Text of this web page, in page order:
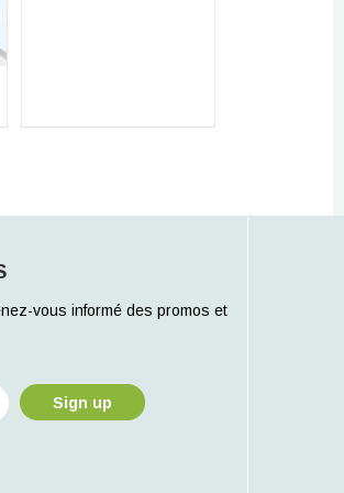
vous informé des promos et
Sign up